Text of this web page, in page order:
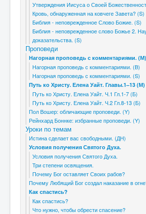
Утверждения Иисуса о Своей
Кровь, обнаруженная на ковчеге Завета? (S)
Библия - неповрежденное Слово Божие. (S)
Библия - неповрежденное слово Божье 2.
доказательства. (S)
Проповеди
Нагорная проповедь с комментариями. (М)
Нагорная проповедь с комментариями. (B)
Нагорная проповедь с комментариями. (S)
Путь ко Христу. Елена Уайт. Главы.1–13 (М)
Путь ко Христу. Елена Уайт. Ч.1 Гл.1-7 (Б)
Путь ко Христу. Елена Уайт. Ч.2 Гл.8-13 (Б)
Пол Вошер: обличающие проповеди. (Y)
Рейнхард Боннке: избранные проповеди. (Y)
Уроки по темам
Истина сделает вас свободными. (ДН)
Условия получения Святого Духа.
Условия получения Святого Духа.
Три степени освящения.
Почему Бог оставляет Своих рабов?
Почему Любящий Бог создал наказание в
Как спастись?
Как спастись?
Что нужно, чтобы обрести спасение?